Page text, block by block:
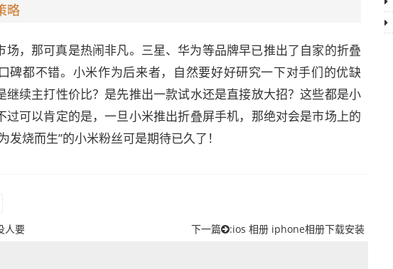
略
场，那可真是热闹非凡。三星、华为等品牌早已推出了自家的折叠
碑都不错。小米作为后来者，自然要好好研究一下对手们的优缺
继续主打性价比？是先推出一款试水还是直接放大招？这些都是小
过可以肯定的是，一旦小米推出折叠屏手机，那绝对会是市场上的
发烧而生”的小米粉丝可是期待已久了！
人要 下一篇 :ios 相册 iphone相册下载安装